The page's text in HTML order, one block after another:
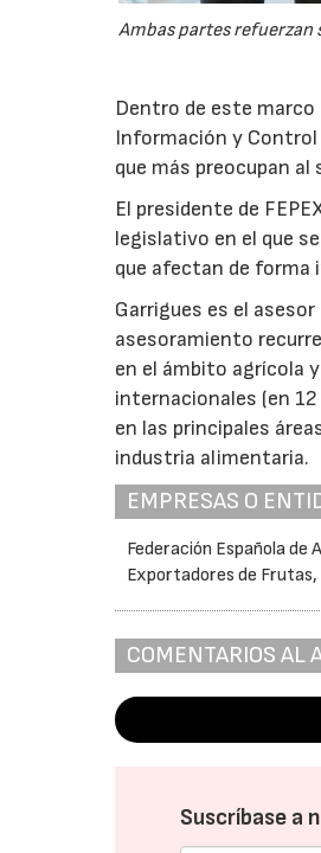
Ambas partes
Dentro de este marco
Información y Control
que más preocupan
El presidente de
legislativo en el que
que afectan de forma
Garrigues es el
asesoramiento
en el ámbito agrícola
internacionales (en
en las principales
industria alimentaria.
EMPRESAS O
Federación Española de
Exportadores de
COMENTARIOS AL
Suscríbase a